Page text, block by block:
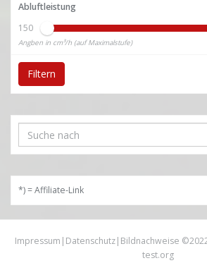
Abluftleistung
150
Angben in cm³/h (auf Maximalstufe)
Filtern
*) = Affiliate-Link
Impressum | Datenschutz| Bildnachweise
test.org